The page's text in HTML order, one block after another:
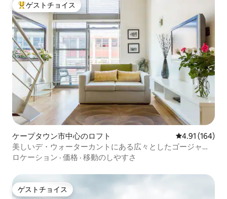
大好評のゲストチョイスです。
ゲストチョイス
ケープタウン市中心のロフト レビュー164
4.91 (164)
美しいデ・ウォーターカントにある広々としたゴージャス
なロフト
ロケーション · 価格 · 移動のしやすさ
ゲストチョイス
ゲストチョイス